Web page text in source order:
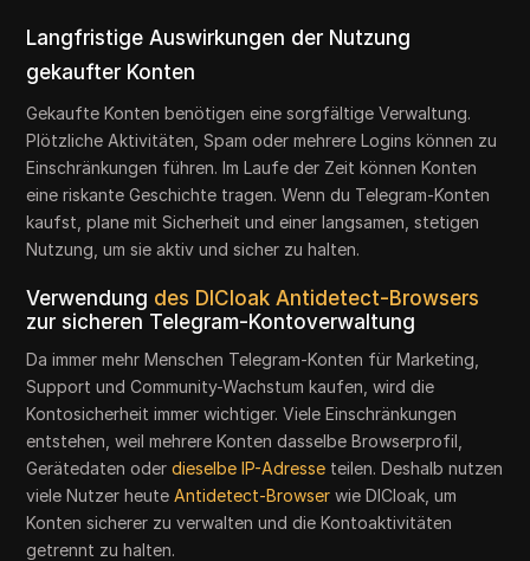
Langfristige Auswirkungen der Nutzung
gekaufter Konten
Gekaufte Konten benötigen eine sorgfältige Verwaltung.
Plötzliche Aktivitäten, Spam oder mehrere Logins können zu
Einschränkungen führen. Im Laufe der Zeit können Konten
eine riskante Geschichte tragen. Wenn du Telegram-Konten
kaufst, plane mit Sicherheit und einer langsamen, stetigen
Nutzung, um sie aktiv und sicher zu halten.
Verwendung des DICloak Antidetect-Browsers
zur sicheren Telegram-Kontoverwaltung
Da immer mehr Menschen Telegram-Konten für Marketing,
Support und Community-Wachstum kaufen, wird die
Kontosicherheit immer wichtiger. Viele Einschränkungen
entstehen, weil mehrere Konten dasselbe Browserprofil,
Gerätedaten oderdieselbe IP-Adresse teilen. Deshalb nutzen
viele Nutzer heuteAntidetect-Browser wie DICloak, um
Konten sicherer zu verwalten und die Kontoaktivitäten
getrennt zu halten.